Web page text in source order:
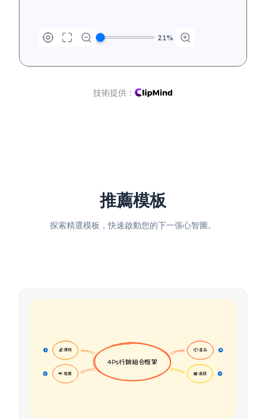
21%
技術提供：
推薦模板
探索精選模板，快速啟動您的下一張心智圖。
📦 產品 16
💰 價格
16
🏪 通路 17
📢 推廣
17
4Ps行銷組合框架